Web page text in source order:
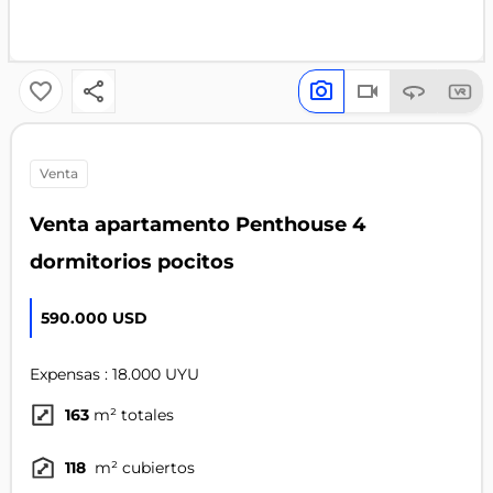
venta
Venta apartamento Penthouse 4
dormitorios pocitos
590.000 USD
Expensas : 18.000 UYU
163 m² totales
118 m² cubiertos